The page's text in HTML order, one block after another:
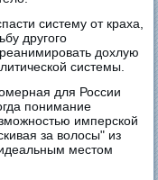
систему от краха,
другого
дохлую
системы.
для России
понимание
имперской
за волосы" из
местом